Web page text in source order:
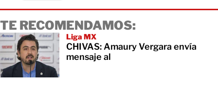
TE RECOMENDAMOS:
Liga MX
CHIVAS: Amaury Vergara envía
mensaje al